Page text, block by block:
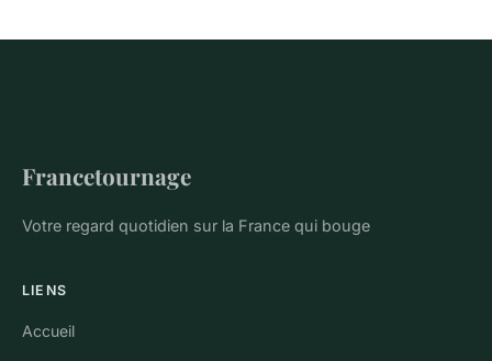
Francetournage
Votre regard quotidien sur la France qui bouge
LIENS
Accueil